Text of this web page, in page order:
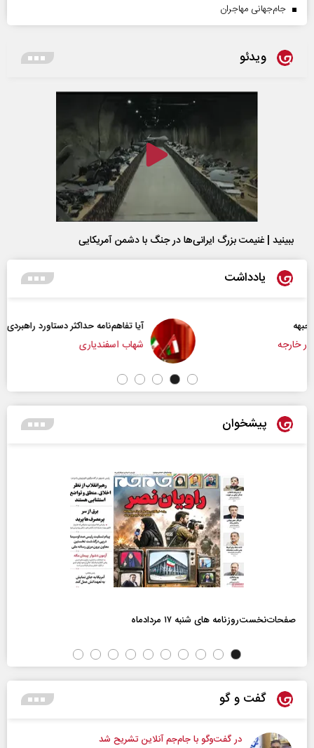
جام‌جهانی مهاجران
ویدئو
ببینید | غنیمت بزرگ ایرانی‌ها در جنگ با دشمن آمریکایی
یادداشت
آیا تفاهم‌نامه حداکثر دستاورد راهبردی ایران بود؟
شهاب اسفندیاری
پیشخوان
صفحات‌نخست‌روزنامه ها‌ی شنبه ۱۷ مردادماه
گفت و گو
در گفت‌و‌گو با جام‌جم آنلاین تشریح شد